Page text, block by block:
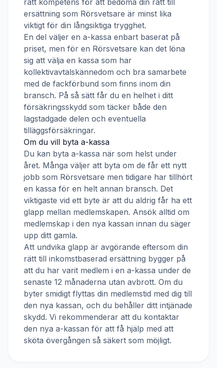
rätt kompetens för att bedöma din rätt till
ersättning som Rörsvetsare är minst lika
viktigt för din långsiktiga trygghet.
En del väljer en a-kassa enbart baserat på
priset, men för en Rörsvetsare kan det löna
sig att välja en kassa som har
kollektivavtalskännedom och bra samarbete
med de fackförbund som finns inom din
bransch. På så sätt får du en helhet i ditt
försäkringsskydd som täcker både den
lagstadgade delen och eventuella
tilläggsförsäkringar.
Om du vill byta a-kassa
Du kan byta a-kassa när som helst under
året. Många väljer att byta om de får ett nytt
jobb som Rörsvetsare men tidigare har tillhört
en kassa för en helt annan bransch. Det
viktigaste vid ett byte är att du aldrig får ha ett
glapp mellan medlemskapen. Ansök alltid om
medlemskap i den nya kassan innan du säger
upp ditt gamla.
Att undvika glapp är avgörande eftersom din
rätt till inkomstbaserad ersättning bygger på
att du har varit medlem i en a-kassa under de
senaste 12 månaderna utan avbrott. Om du
byter smidigt flyttas din medlemstid med dig till
den nya kassan, och du behåller ditt intjänade
skydd. Vi rekommenderar att du kontaktar
den nya a-kassan för att få hjälp med att
sköta övergången så säkert som möjligt.